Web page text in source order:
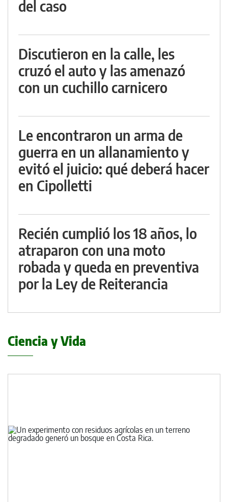
del caso
Discutieron en la calle, les
cruzó el auto y las amenazó
con un cuchillo carnicero
Le encontraron un arma de
guerra en un allanamiento y
evitó el juicio: qué deberá hacer
en Cipolletti
Recién cumplió los 18 años, lo
atraparon con una moto
robada y queda en preventiva
por la Ley de Reiterancia
Ciencia y Vida